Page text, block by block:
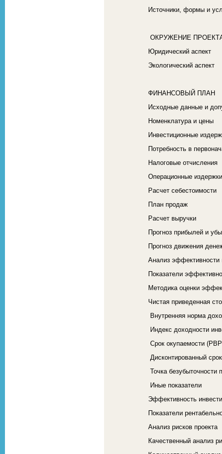
Источники, формы и
ОКРУЖЕНИЕ
Юридический аспект
Экологический аспект
ФИНАНСОВЫЙ ПЛАН
Исходные данные и
Номенклатура и цены
Инвестиционные
Потребность в
Налоговые отчисления
Операционные
Расчет себестоимости
План продаж
Расчет выручки
Прогноз прибылей и
Прогноз движения
Анализ эффективности
Показатели
Методика оценки
Чистая приведенная
Внутренняя норма
Индекс доходности
Срок окупаемости
Дисконтированный
Точка безубыточности
Иные показатели
Эффективность
Показатели
Анализ рисков проекта
Качественный анализ